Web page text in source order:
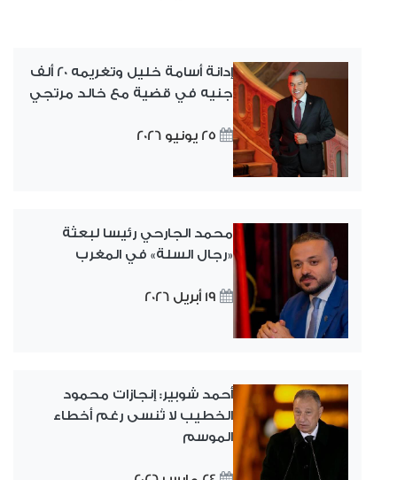
إدانة أسامة خليل وتغريمه 20 ألف
جنيه في قضية مع خالد مرتجي
25 يونيو 2026
محمد الجارحي رئيسا لبعثة
«رجال السلة» في المغرب
19 أبريل 2026
أحمد شوبير: إنجازات محمود
الخطيب لا تُنسى رغم أخطاء
الموسم